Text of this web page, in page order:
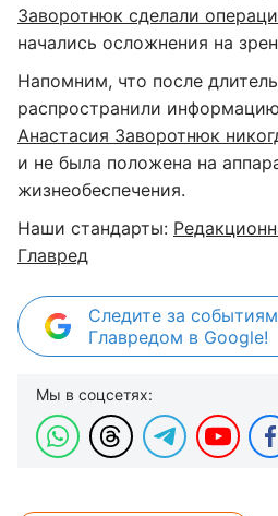
Заворотнюк сделали
начались осложнения на
Напомним, что после
распространили
Анастасия Заворотнюк
и не была положена на
жизнеобеспечения.
Наши стандарты:
Главред
Следите за
Главредом в Google!
Мы в соцсетях: